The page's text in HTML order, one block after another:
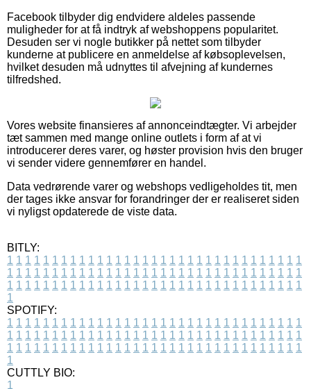
Facebook tilbyder dig endvidere aldeles passende
muligheder for at få indtryk af webshoppens popularitet.
Desuden ser vi nogle butikker på nettet som tilbyder
kunderne at publicere en anmeldelse af købsoplevelsen,
hvilket desuden må udnyttes til afvejning af kundernes
tilfredshed.
Vores website finansieres af annonceindtægter. Vi arbejder
tæt sammen med mange online outlets i form af at vi
introducerer deres varer, og høster provision hvis den bruger
vi sender videre gennemfører en handel.
Data vedrørende varer og webshops vedligeholdes tit, men
der tages ikke ansvar for forandringer der er realiseret siden
vi nyligst opdaterede de viste data.
BITLY:
1 1 1 1 1 1 1 1 1 1 1 1 1 1 1 1 1 1 1 1 1 1 1 1 1 1 1 1 1 1 1 1 1
1 1 1 1 1 1 1 1 1 1 1 1 1 1 1 1 1 1 1 1 1 1 1 1 1 1 1 1 1 1 1 1 1
1 1 1 1 1 1 1 1 1 1 1 1 1 1 1 1 1 1 1 1 1 1 1 1 1 1 1 1 1 1 1 1 1
1
SPOTIFY:
1 1 1 1 1 1 1 1 1 1 1 1 1 1 1 1 1 1 1 1 1 1 1 1 1 1 1 1 1 1 1 1 1
1 1 1 1 1 1 1 1 1 1 1 1 1 1 1 1 1 1 1 1 1 1 1 1 1 1 1 1 1 1 1 1 1
1 1 1 1 1 1 1 1 1 1 1 1 1 1 1 1 1 1 1 1 1 1 1 1 1 1 1 1 1 1 1 1 1
1
CUTTLY BIO:
1